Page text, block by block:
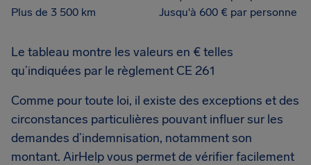
Plus de 3 500 km
Jusqu'à 600 € par personne
Le tableau montre les valeurs en € telles
qu’indiquées par le règlement CE 261
Comme pour toute loi, il existe des exceptions et des
circonstances particulières pouvant influer sur les
demandes d’indemnisation, notamment son
montant. AirHelp vous permet de vérifier facilement